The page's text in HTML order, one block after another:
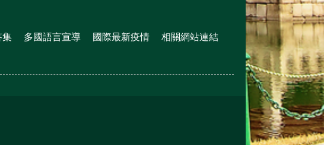
集 多國語言宣導 國際最新疫情 相關網站連結